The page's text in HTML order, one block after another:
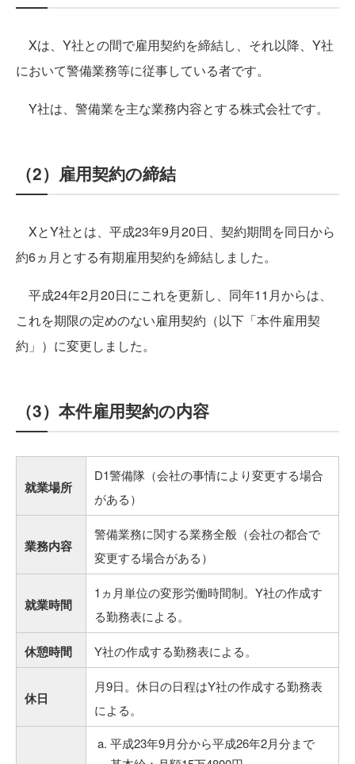
Xは、Y社との間で雇用契約を締結し、それ以降、Y社
において警備業務等に従事している者です。
Y社は、警備業を主な業務内容とする株式会社です。
（2）雇用契約の締結
XとY社とは、平成23年9月20日、契約期間を同日から
約6ヵ月とする有期雇用契約を締結しました。
平成24年2月20日にこれを更新し、同年11月からは、
これを期限の定めのない雇用契約（以下「本件雇用契
約」）に変更しました。
（3）本件雇用契約の内容
就業場所
D1警備隊（会社の事情により変更する場合
がある）
業務内容
警備業務に関する業務全般（会社の都合で
変更する場合がある）
就業時間
1ヵ月単位の変形労働時間制。Y社の作成す
る勤務表による。
休憩時間 Y社の作成する勤務表による。
休日
月9日。休日の日程はY社の作成する勤務表
による。
平成23年9月分から平成26年2月分まで